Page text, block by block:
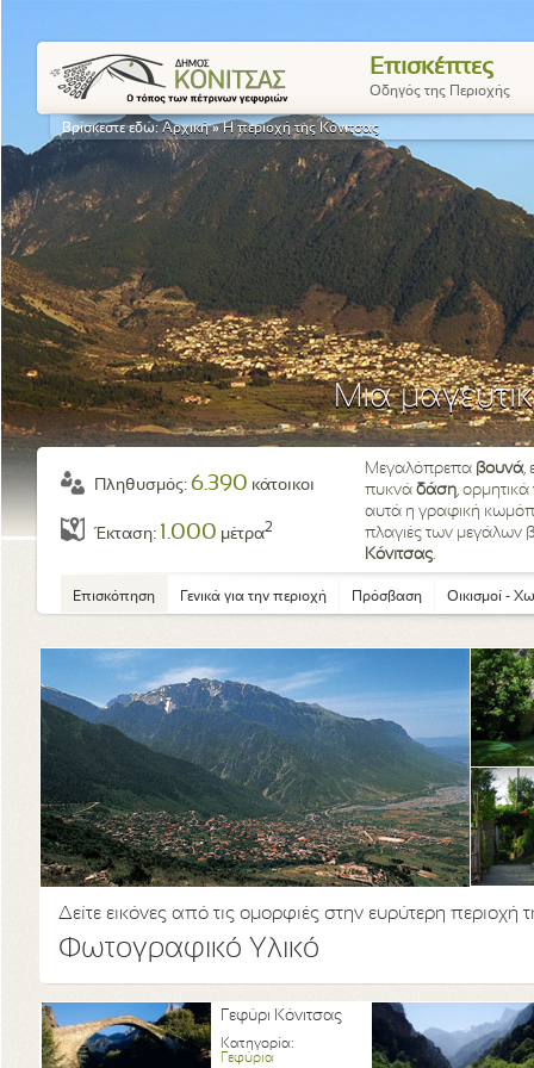
Επισκέπτες
Οδηγός της Περιοχής
Βρίσκεστε εδώ: Αρχική» H περιοχή της Κόνιτσας
Μια
Πληθυσμός: 6.390 κάτοικοι
Έκταση: 1.000 μέτρα2
Μεγαλόπρεπα βουνά,
πυκνά δάση, ορμητικά
αυτά η γραφική
πλαγιές των μεγάλων
Κόνιτσας.
Επισκόπηση Γενικά για την περιοχή Πρόσβαση Οικισμοί -
Δείτε εικόνες από τις ομορφιές στην ευρύτερη περιοχή
Φωτογραφικό Υλικό
Γεφύρι Κόνιτσας
Κατηγορία:
Γεφύρια